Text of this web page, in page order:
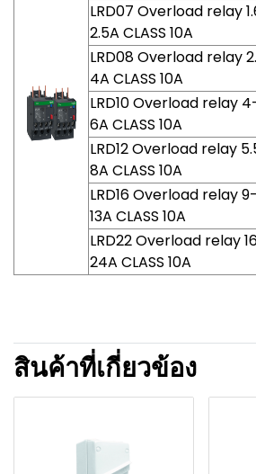
LRD07 Overload relay
2.5A CLASS 10A
LRD08 Overload relay
4A CLASS 10A
LRD10 Overload relay
6A CLASS 10A
LRD12 Overload relay
8A CLASS 10A
LRD16 Overload relay 9-
13A CLASS 10A
LRD22 Overload relay
24A CLASS 10A
สินค้าที่เกี่ยวข้อง